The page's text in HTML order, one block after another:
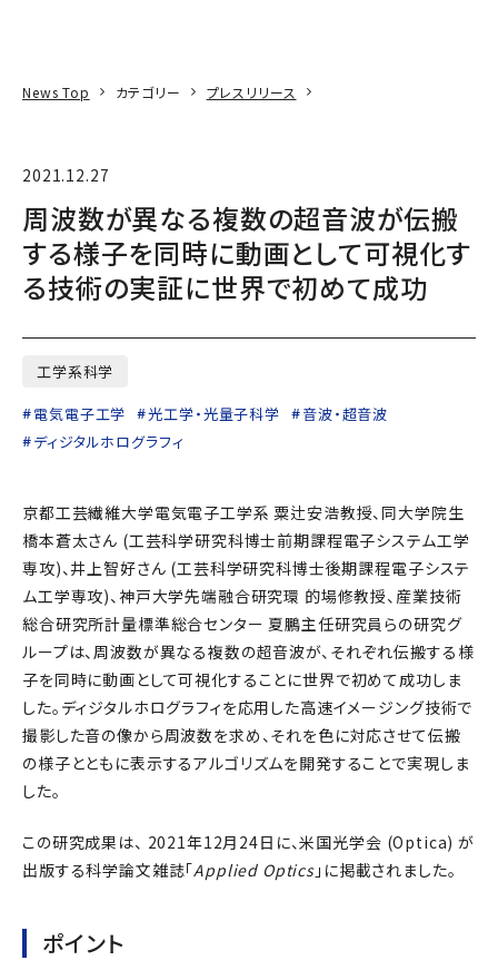
News Top カテゴリー プレスリリース
2021.12.27
周波数が異なる複数の超音波が伝搬
する様子を同時に動画として可視化す
る技術の実証に世界で初めて成功
工学系科学
電気電子工学
光工学・光量子科学
音波・超音波
ディジタルホログラフィ
京都工芸繊維大学電気電子工学系 粟辻安浩教授、同大学院生
橋本蒼太さん (工芸科学研究科博士前期課程電子システム工学
専攻)、井上智好さん (工芸科学研究科博士後期課程電子システ
ム工学専攻)、神戸大学先端融合研究環 的場修教授、産業技術
総合研究所計量標準総合センター 夏鵬主任研究員らの研究グ
ループは、周波数が異なる複数の超音波が、それぞれ伝搬する様
子を同時に動画として可視化することに世界で初めて成功しま
した。ディジタルホログラフィを応用した高速イメージング技術で
撮影した音の像から周波数を求め、それを色に対応させて伝搬
の様子とともに表示するアルゴリズムを開発することで実現しま
した。
この研究成果は、 2021年12月24日に、米国光学会 (Optica) が
出版する科学論文雑誌「Applied Optics 」に掲載されました。
ポイント